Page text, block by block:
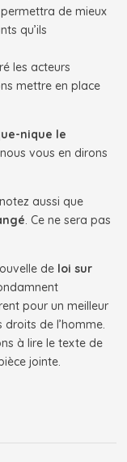
de mieux
qu’ils
les acteurs
mettre en place
nique le
vous en dirons
aussi que
. Ce ne sera pas
de loi sur
pour un meilleur
de l’homme.
à lire le texte de
jointe.